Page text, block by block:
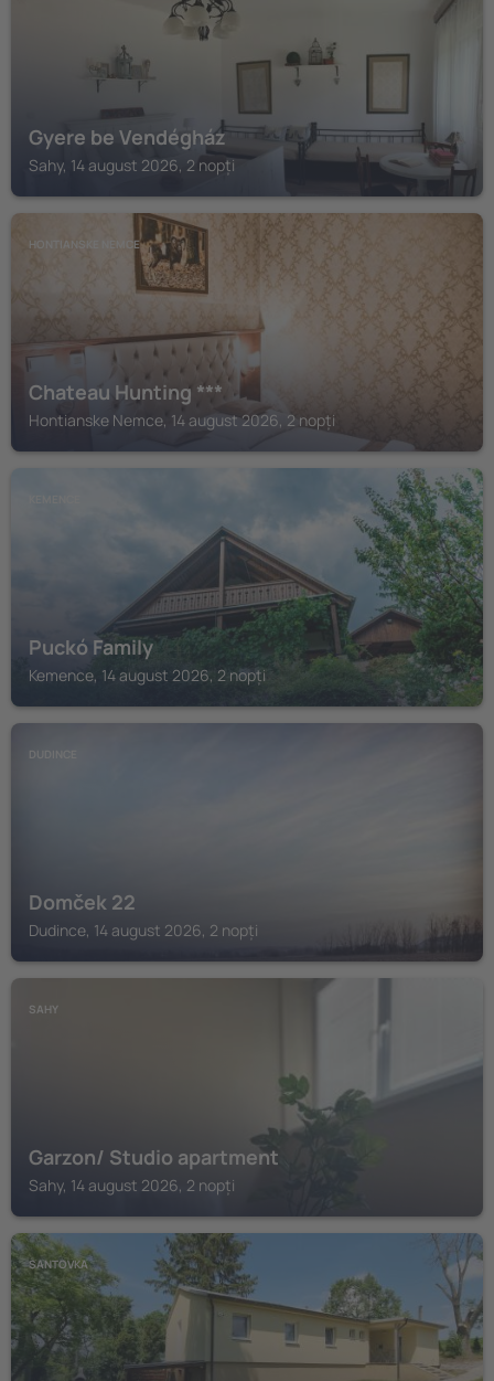
Gyere be Vendégház
Sahy, 14 august 2026, 2 nopți
HONTIANSKE NEMCE
Chateau Hunting ***
Hontianske Nemce, 14 august 2026, 2 nopți
Puckó Family
Kemence, 14 august 2026, 2 nopți
DUDINCE
Domček 22
Dudince, 14 august 2026, 2 nopți
SAHY
Garzon/ Studio apartment
Sahy, 14 august 2026, 2 nopți
SANTOVKA